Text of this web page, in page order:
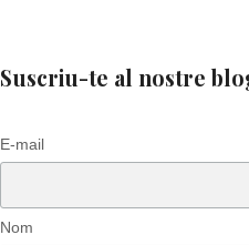
Suscriu-te al nostre
E-mail
Nom